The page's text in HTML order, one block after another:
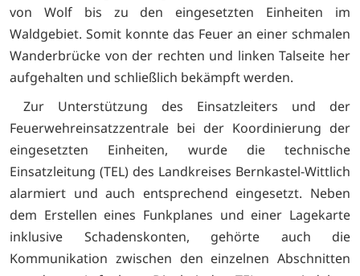
von Wolf bis zu den eingesetzten Einheiten im
Waldgebiet. Somit konnte das Feuer an einer schmalen
Wanderbrücke von der rechten und linken Talseite her
aufgehalten und schließlich bekämpft werden.
Zur Unterstützung des Einsatzleiters und der
Feuerwehreinsatzzentrale bei der Koordinierung der
eingesetzten Einheiten, wurde die technische
Einsatzleitung (TEL) des Landkreises Bernkastel-Wittlich
alarmiert und auch entsprechend eingesetzt. Neben
dem Erstellen eines Funkplanes und einer Lagekarte
inklusive Schadenskonten, gehörte auch die
Kommunikation zwischen den einzelnen Abschnitten